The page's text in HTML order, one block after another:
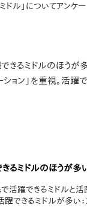
ル」についてアンケ
るミドルのほうが多
ョン」を重視。活躍
るミドルのほうが多い
躍できるミドルと活
躍できるミドルが多い